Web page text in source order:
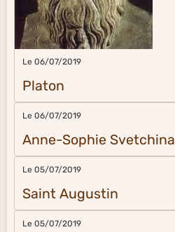
Le 06/07/2019
Platon
Le 06/07/2019
Anne-Sophie Svetchina
Le 05/07/2019
Saint Augustin
Le 05/07/2019